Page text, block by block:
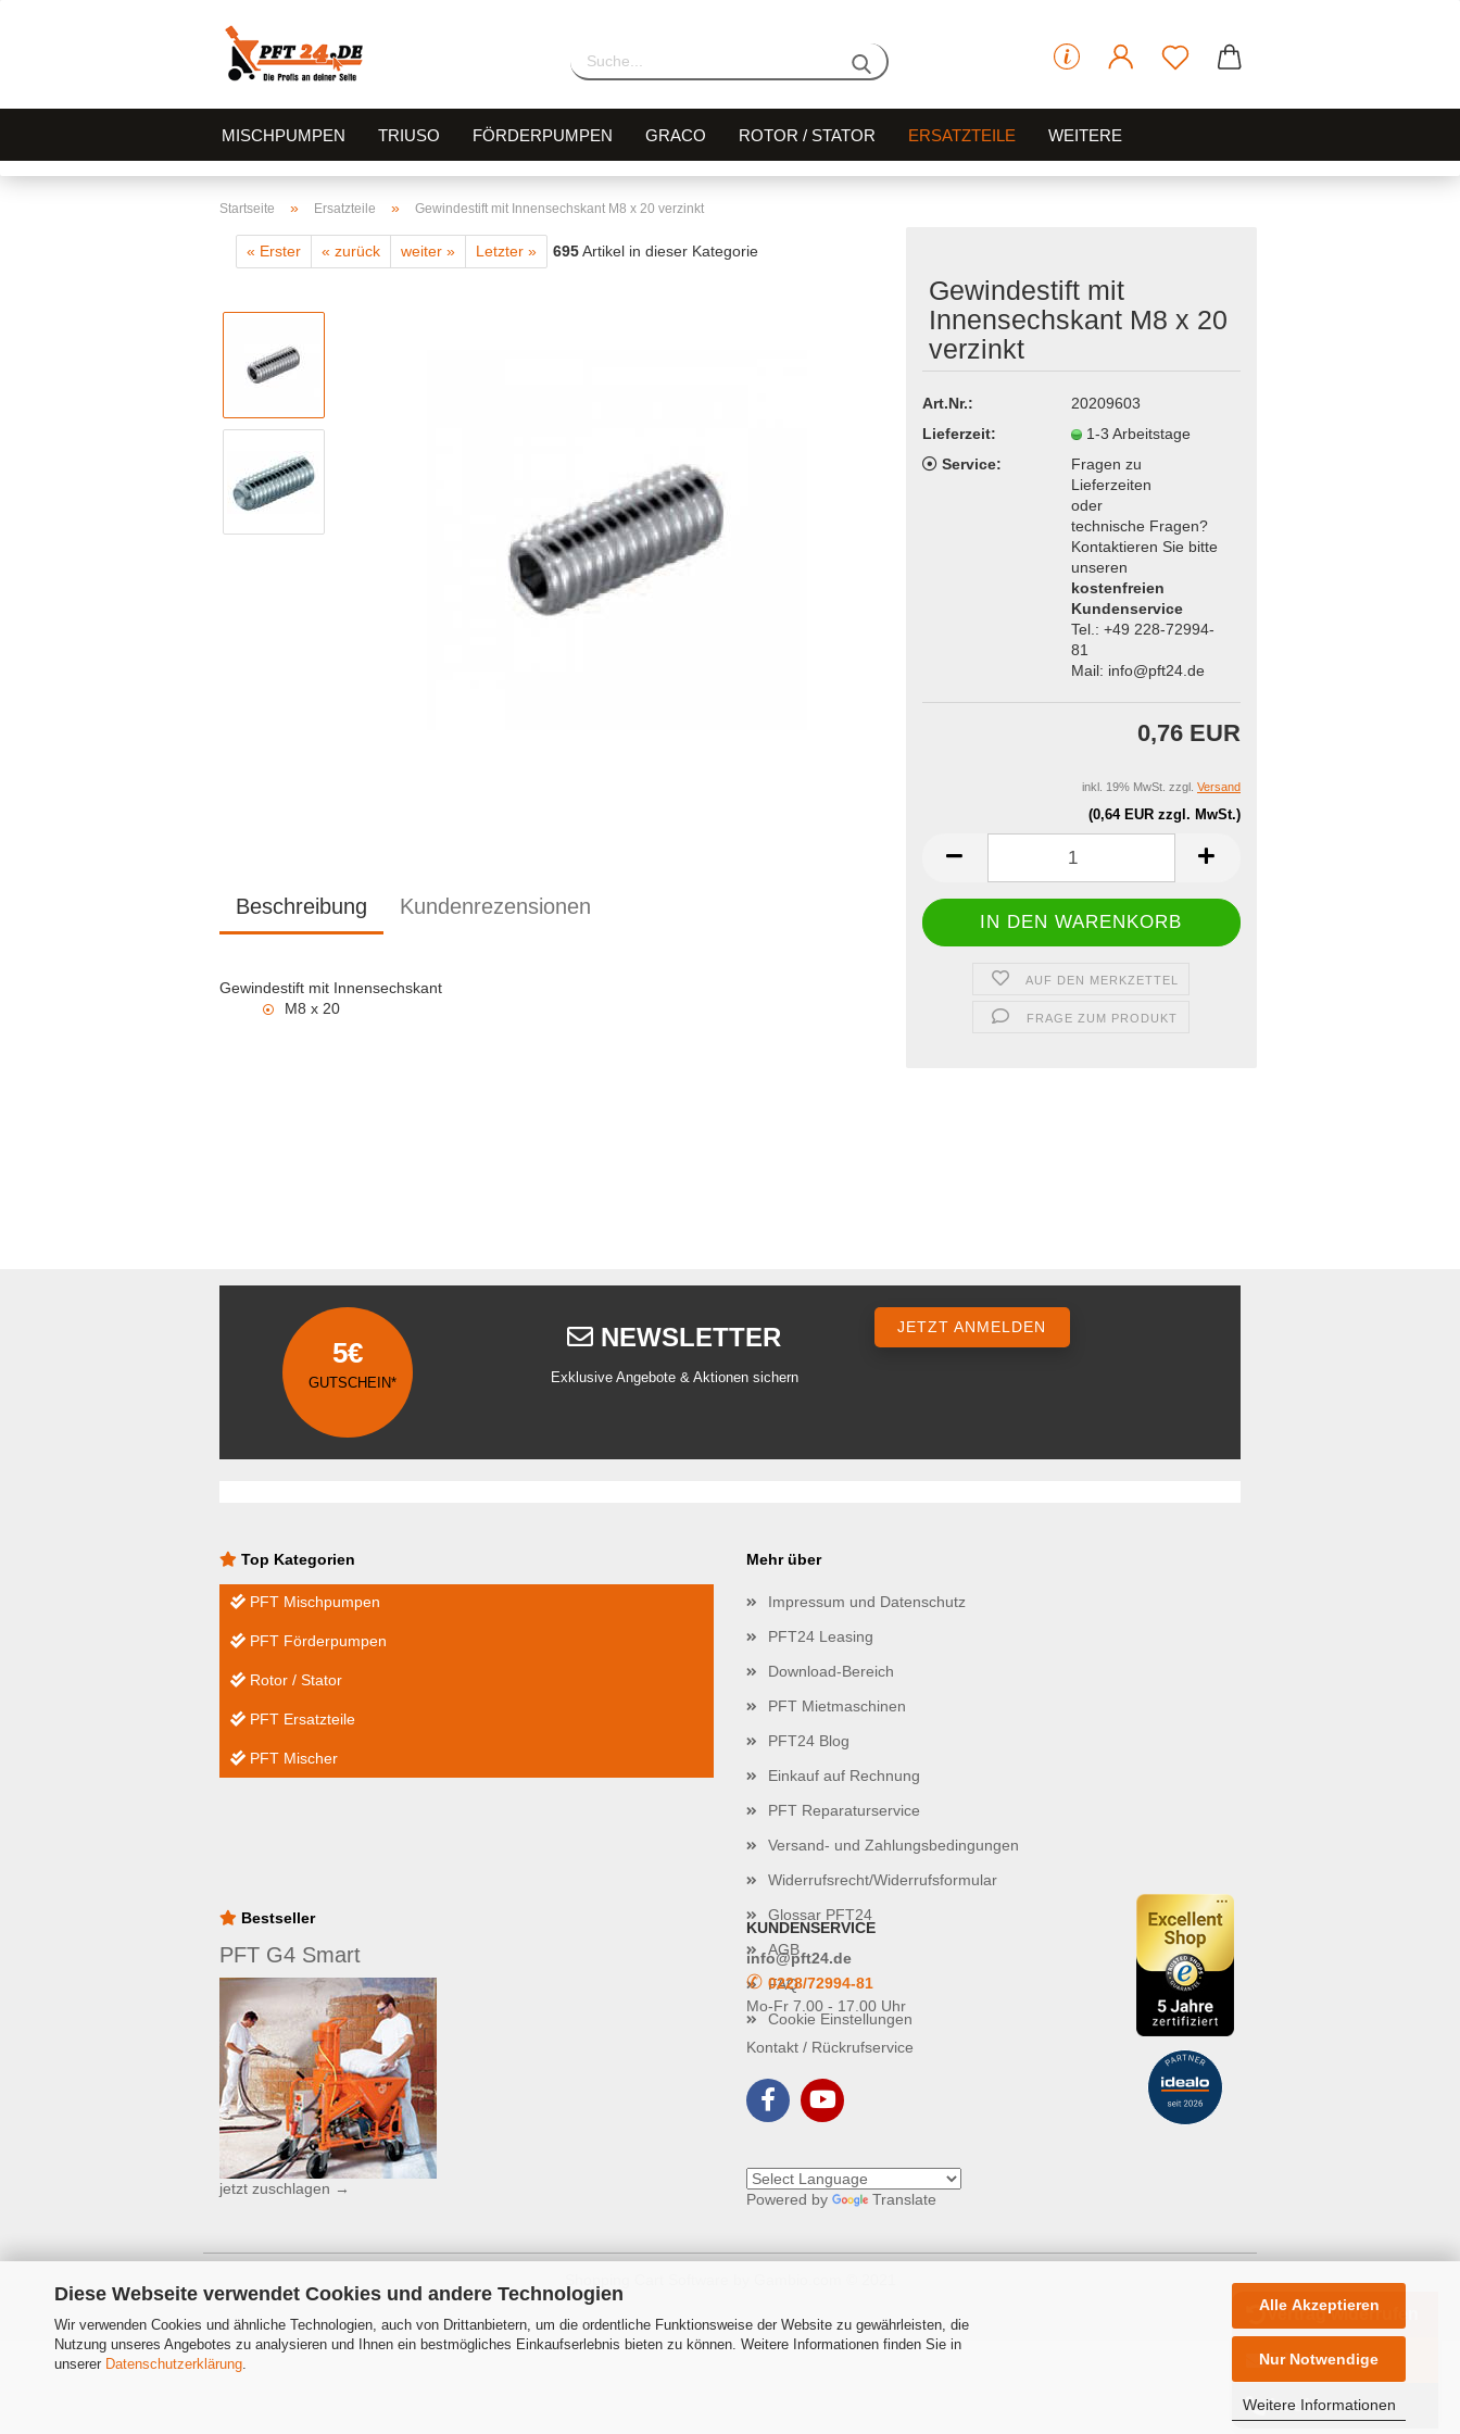
Diese Webseite verwendet Cookies und andere Technologien
Wir verwenden Cookies und ähnliche Technologien, auch von Drittanbietern, um die ordentliche Funktionsweise der Website zu gewährleisten, die
Nutzung unseres Angebotes zu analysieren und Ihnen ein bestmögliches Einkaufserlebnis bieten zu können. Weitere Informationen finden Sie in
unserer Datenschutzerklärung
Alle Akzeptieren
Nur Notwendige
Weitere Informationen
Vertrag widerrufen
E-Mail
Anrufen
MISCHPUMPEN TRIUSO FÖRDERPUMPEN GRACO ROTOR / STATOR ERSATZTEILE WEITERE
Startseite » Ersatzteile » Gewindestift mit Innensechskant M8 x 20 verzinkt
« Erster « zurück weiter » Letzter » 695Artikel in dieser Kategorie
Gewindestift mit
Innensechskant M8 x 20
verzinkt
Art.Nr.:
20209603
Lieferzeit:
1-3 Arbeitstage
Service:
Fragen zu
Lieferzeiten
oder
technische Fragen?
Kontaktieren Sie bitte
unseren
kostenfreien
Kundenservice
Tel.: +49 228-72994-
81
Mail: info@pft24.de
0,76 EUR
(0,64 EUR zzgl. MwSt.)
inkl. 19% MwSt. zzgl. Versand
AUF DEN MERKZETTEL
FRAGE ZUM PRODUKT
Beschreibung Kundenrezensionen
Gewindestift mit Innensechskant
M8 x 20
5€
GUTSCHEIN*
NEWSLETTER
Exklusive Angebote & Aktionen sichern
JETZT ANMELDEN
Top Kategorien
PFT Mischpumpen
PFT Förderpumpen
Rotor / Stator
PFT Ersatzteile
PFT Mischer
Mehr über
Impressum und Datenschutz
PFT24 Leasing
Download-Bereich
PFT Mietmaschinen
PFT24 Blog
Einkauf auf Rechnung
PFT Reparaturservice
Versand- und Zahlungsbedingungen
Widerrufsrecht/Widerrufsformular
Glossar PFT24
AGB
FAQ
Cookie Einstellungen
Bestseller
PFT G4 Smart
jetzt zuschlagen →
KUNDENSERVICE
info@pft24.de
✆ 0228/72994-81
Mo-Fr 7.00 - 17.00 Uhr
Kontakt / Rückrufservice
Powered by Translate